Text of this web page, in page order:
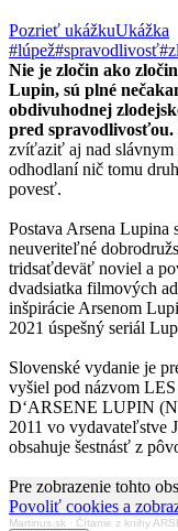
Pozrieť ukážkuUkážka
#lúpež#spravodlivosť
Nie je zločin ako
Lupin, sú plné
obdivuhodnej
pred spravodlivosťou.
zvíťaziť aj nad slávnym
odhodlaní nič tomu
povesť.
Postava Arsena
neuveriteľné
tridsaťdeväť noviel a
dvadsiatka filmových
inšpirácie Arsenom
2021 úspešný seriál
Slovenské vydanie je
vyšiel pod názvom
D‘ARSENE LUPIN
2011 vo vydavateľstve
obsahuje šestnásť z
Pre zobrazenie tohto
Povoliť cookies a
Martinus.sk · Čítanie z knihy